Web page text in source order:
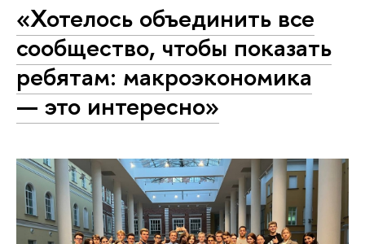
«Хотелось объединить все
сообщество, чтобы показать
ребятам: макроэкономика
— это интересно»